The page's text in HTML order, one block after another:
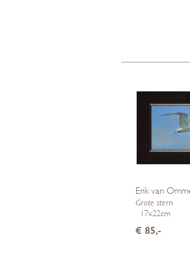
Erik van
Grote stern
17x22cm
€ 85,-